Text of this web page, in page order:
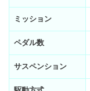
ミッション
ペダル数
サスペンション